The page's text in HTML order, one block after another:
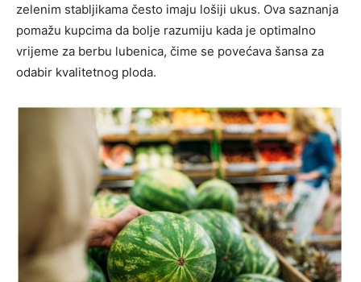
zelenim stabljikama često imaju lošiji ukus. Ova saznanja
pomažu kupcima da bolje razumiju kada je optimalno
vrijeme za berbu lubenica, čime se povećava šansa za
odabir kvalitetnog ploda.